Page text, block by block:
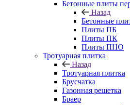
Бетонные плиты
Назад
Бетонные
Плиты ПБ
Плиты ПК
Плиты ПНО
Тротуарная плитка
Назад
Тротуарная плитка
Брусчатка
Газонная решетка
Браер